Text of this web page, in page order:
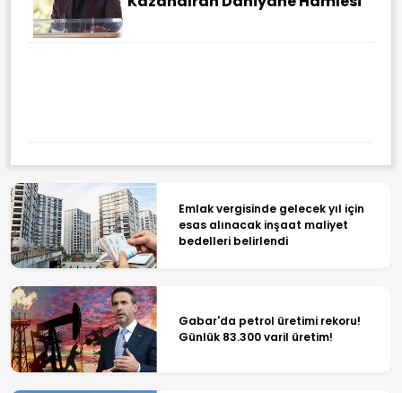
Emlak vergisinde gelecek yıl için
esas alınacak inşaat maliyet
bedelleri belirlendi
Gabar'da petrol üretimi rekoru!
Günlük 83.300 varil üretim!